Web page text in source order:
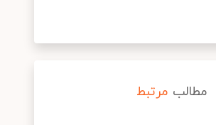
مطالب مرتبط